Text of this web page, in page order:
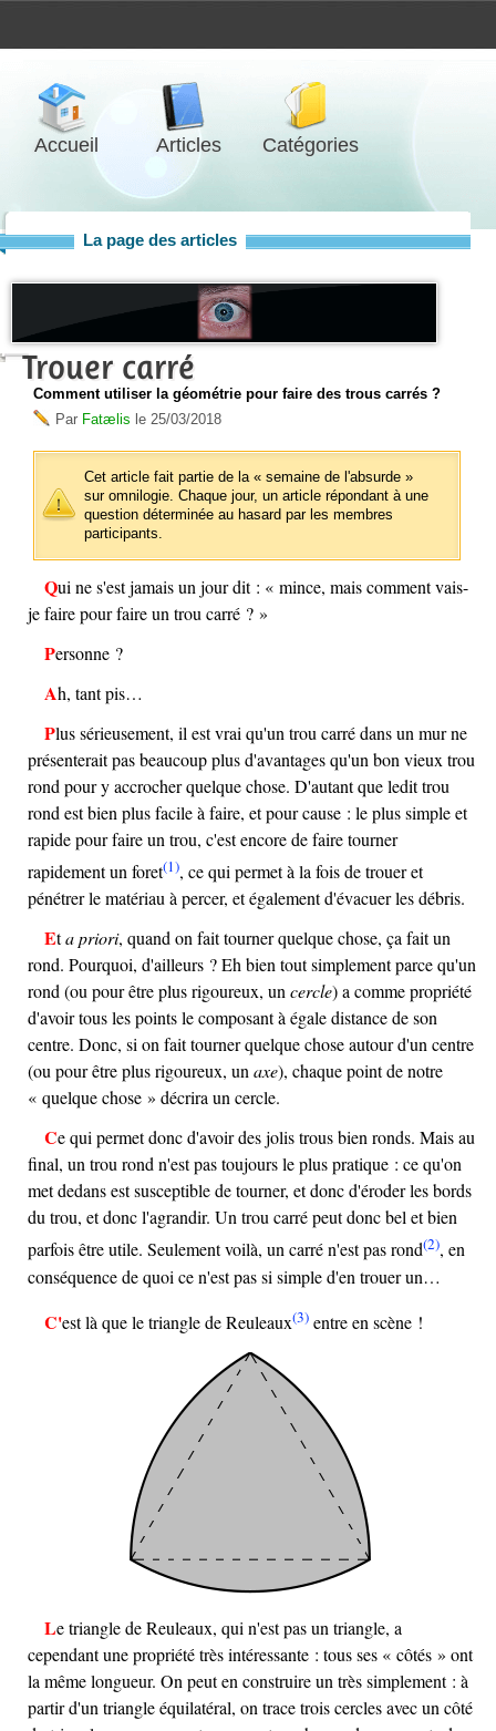
Accueil Articles Catégories
La page des articles
Trouer carré
Comment utiliser la géométrie pour faire des trous carrés ?
Par Fatælis le 25/03/2018
Cet article fait partie de la « semaine de l'absurde »
sur omnilogie. Chaque jour, un article répondant à une
question déterminée au hasard par les membres
participants.
Qui ne s'est jamais un jour dit : « mince, mais comment vais-
je faire pour faire un trou carré ? »
Personne ?
Ah, tant pis…
Plus sérieusement, il est vrai qu'un trou carré dans un mur ne
présenterait pas beaucoup plus d'avantages qu'un bon vieux trou
rond pour y accrocher quelque chose. D'autant que ledit trou
rond est bien plus facile à faire, et pour cause : le plus simple et
rapide pour faire un trou, c'est encore de faire tourner
rapidement un foret(1), ce qui permet à la fois de trouer et
pénétrer le matériau à percer, et également d'évacuer les débris.
Eta priori, quand on fait tourner quelque chose, ça fait un
rond. Pourquoi, d'ailleurs ? Eh bien tout simplement parce qu'un
rond (ou pour être plus rigoureux, uncercle) a comme propriété
d'avoir tous les points le composant à égale distance de son
centre. Donc, si on fait tourner quelque chose autour d'un centre
(ou pour être plus rigoureux, unaxe), chaque point de notre
« quelque chose » décrira un cercle.
Ce qui permet donc d'avoir des jolis trous bien ronds. Mais au
final, un trou rond n'est pas toujours le plus pratique : ce qu'on
met dedans est susceptible de tourner, et donc d'éroder les bords
du trou, et donc l'agrandir. Un trou carré peut donc bel et bien
parfois être utile. Seulement voilà, un carré n'est pas rond(2), en
conséquence de quoi ce n'est pas si simple d'en trouer un…
C'est là que le triangle de Reuleaux(3) entre en scène !
Le triangle de Reuleaux, qui n'est pas un triangle, a
cependant une propriété très intéressante : tous ses « côtés » ont
la même longueur. On peut en construire un très simplement : à
partir d'un triangle équilatéral, on trace trois cercles avec un côté